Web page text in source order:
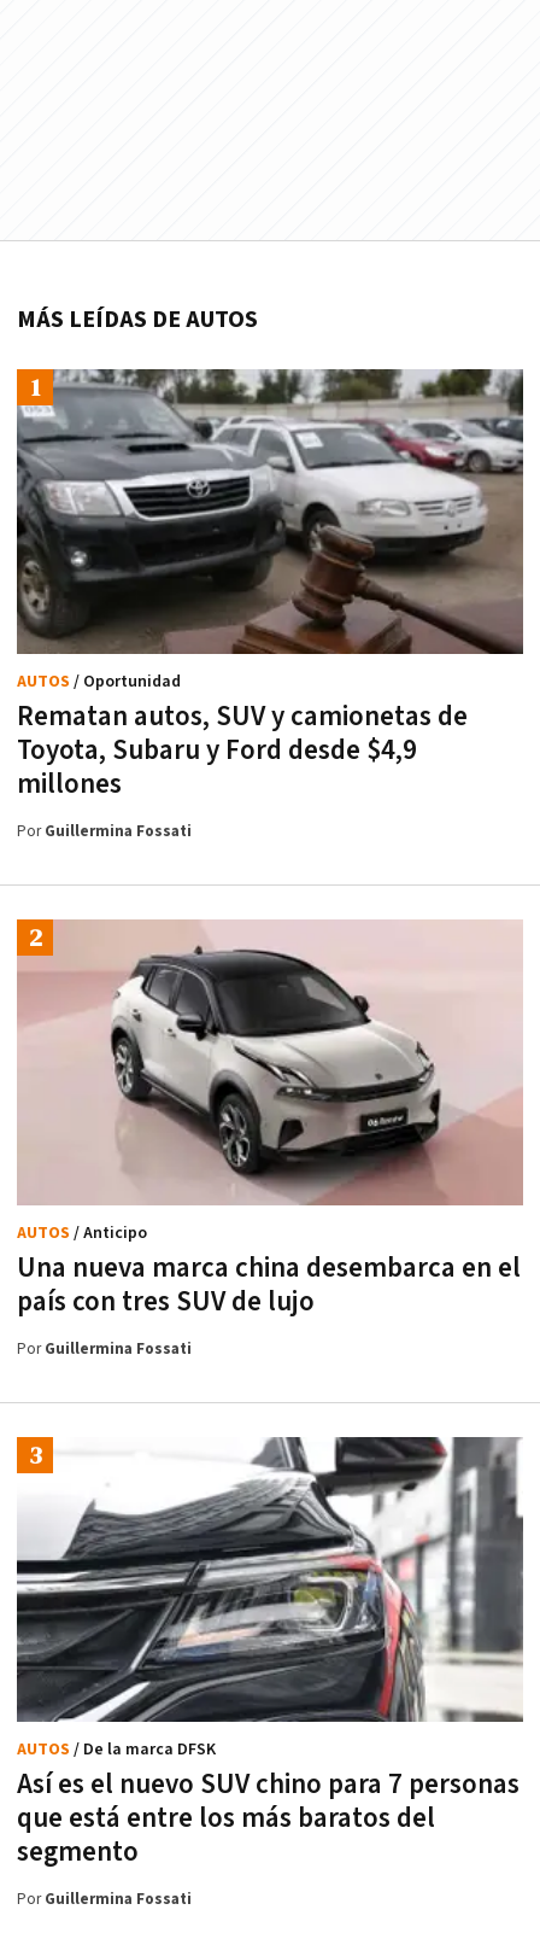
MÁS LEÍDAS DE AUTOS
Rematan autos, SUV y camionetas de
Toyota, Subaru y Ford desde $4,9
millones
AUTOS / Oportunidad
PorGuillermina Fossati
Una nueva marca china desembarca en el
país con tres SUV de lujo
AUTOS / Anticipo
PorGuillermina Fossati
Así es el nuevo SUV chino para 7 personas
que está entre los más baratos del
segmento
AUTOS / De la marca DFSK
PorGuillermina Fossati